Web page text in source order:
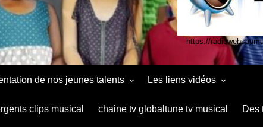
https://
de nos jeunes talents
Muthu Kids Oradéa
Les liens vidéos
infos media vidéo kids
clips musical chaine tv globaltune tv musical Des